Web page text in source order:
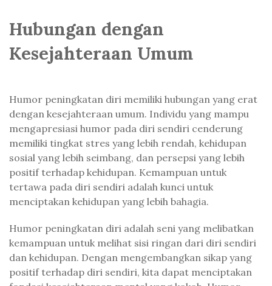
Hubungan dengan
Kesejahteraan Umum
Humor peningkatan diri memiliki hubungan yang erat
dengan kesejahteraan umum. Individu yang mampu
mengapresiasi humor pada diri sendiri cenderung
memiliki tingkat stres yang lebih rendah, kehidupan
sosial yang lebih seimbang, dan persepsi yang lebih
positif terhadap kehidupan. Kemampuan untuk
tertawa pada diri sendiri adalah kunci untuk
menciptakan kehidupan yang lebih bahagia.
Humor peningkatan diri adalah seni yang melibatkan
kemampuan untuk melihat sisi ringan dari diri sendiri
dan kehidupan. Dengan mengembangkan sikap yang
positif terhadap diri sendiri, kita dapat menciptakan